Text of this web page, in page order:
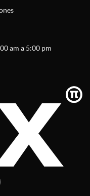
am a 5:00 pm